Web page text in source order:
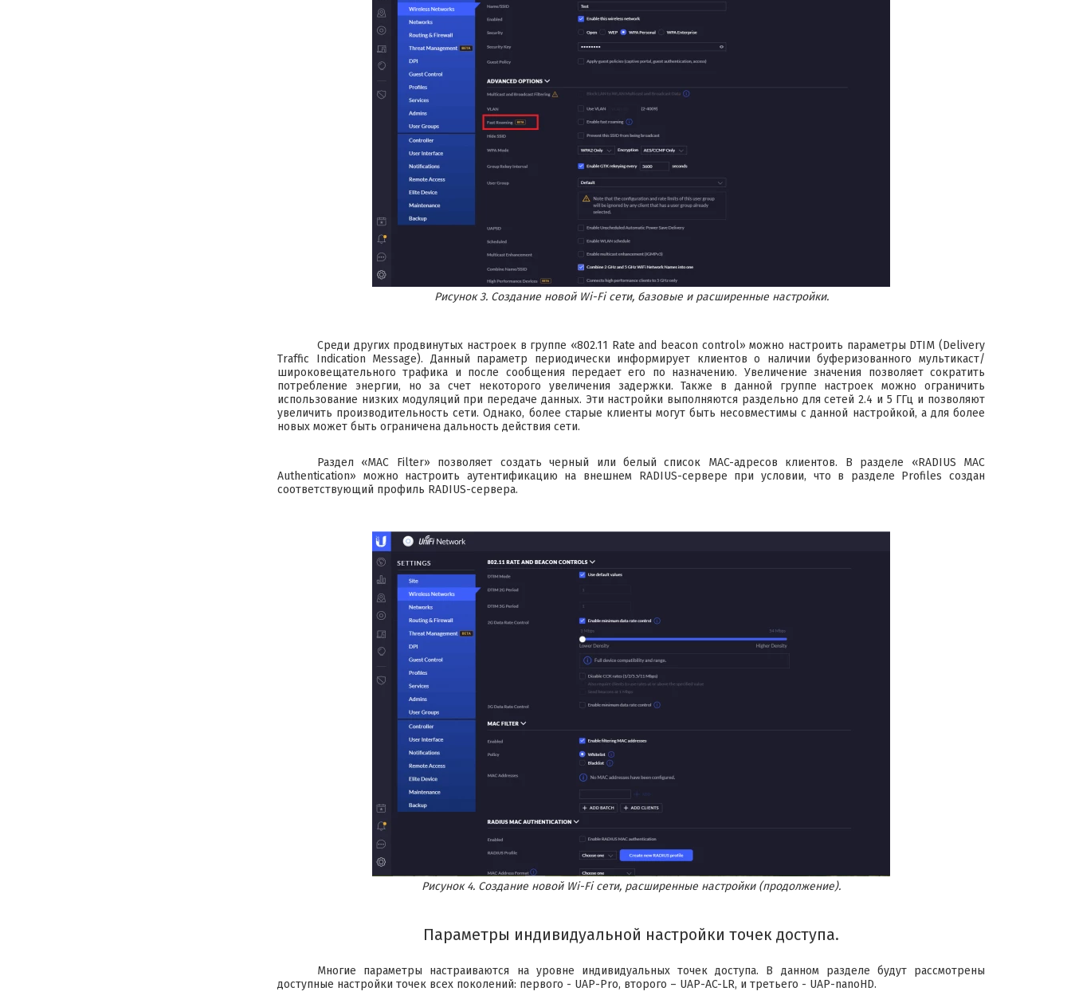
Рисунок 3. Создание новой Wi-Fi сети, базовые и расширенные настройки.
Среди других продвинутых настроек в группе «802.11 Rate and beacon control» можно настроить параметры DTIM (Delivery
Traffic Indication Message). Данный параметр периодически информирует клиентов о наличии буферизованного мультикаст/
широковещательного трафика и после сообщения передает его по назначению. Увеличение значения позволяет сократить
потребление энергии, но за счет некоторого увеличения задержки. Также в данной группе настроек можно ограничить
использование низких модуляций при передаче данных. Эти настройки выполняются раздельно для сетей 2.4 и 5 ГГц и позволяют
увеличить производительность сети. Однако, более старые клиенты могут быть несовместимы с данной настройкой, а для более
новых может быть ограничена дальность действия сети.
Раздел «MAC Filter» позволяет создать черный или белый список MAC-адресов клиентов. В разделе «RADIUS MAC
Authentication» можно настроить аутентификацию на внешнем RADIUS-сервере при условии, что в разделе Profiles создан
соответствующий профиль RADIUS-сервера.
Рисунок 4. Создание новой Wi-Fi сети, расширенные настройки (продолжение).
Параметры индивидуальной настройки точек доступа.
Многие параметры настраиваются на уровне индивидуальных точек доступа. В данном разделе будут рассмотрены
доступные настройки точек всех поколений: первого - UAP-Pro, второго – UAP-AC-LR, и третьего - UAP-nanoHD.